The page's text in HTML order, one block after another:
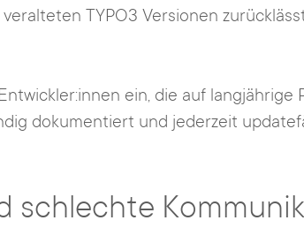
TYPO3 Versionen
ein, die auf
dokumentiert und jederzeit
schlechte